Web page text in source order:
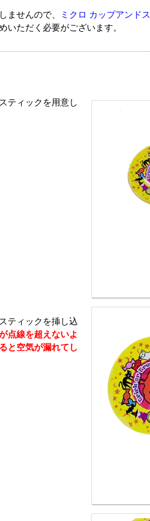
ませんので、
ミクロ カップアンド
いただく必要がございます。
ティックを用意し
ティックを挿し込
点線を超えないよ
と空気が漏れてし